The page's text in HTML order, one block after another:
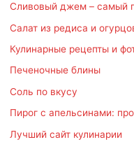
Сливовый джем – самый
Салат из редиса и
Кулинарные рецепты и
Печеночные блины
Соль по вкусу
Пирог с апельсинами:
Лучший сайт кулинарии